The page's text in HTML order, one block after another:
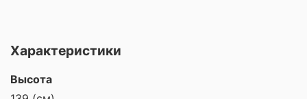
Характеристики
Высота